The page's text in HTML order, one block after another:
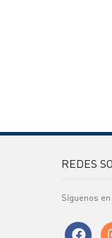
REDES
Síguenos